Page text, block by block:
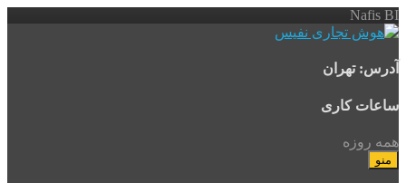
Nafis BI
آدرس: تهران
ساعات کاری
همه روزه
منو